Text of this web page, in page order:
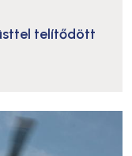
telítődött